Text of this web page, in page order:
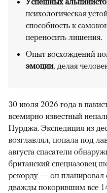
психологическая
способность к
переносить лишения.
Опыт восхождений
эмоции, делая
30 июля 2026 года в
всемирно известный
Пурджа. Экспедиция из
возглавлял, попала под
августа спасатели
британский спецназовец
рекорду — он планировал
дважды покорившим все